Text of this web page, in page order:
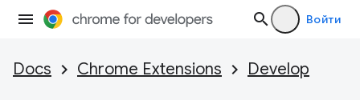
Войти
Docs Chrome Extensions Develop